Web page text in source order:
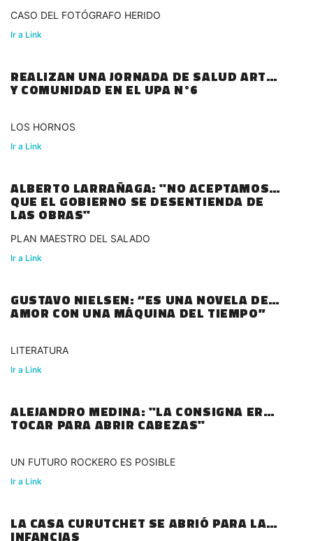
CASO DEL FOTÓGRAFO HERIDO
Ir a Link
REALIZAN UNA JORNADA DE SALUD ARTE
Y COMUNIDAD EN EL UPA N°6
LOS HORNOS
Ir a Link
ALBERTO LARRAÑAGA: "NO ACEPTAMOS
QUE EL GOBIERNO SE DESENTIENDA DE
LAS OBRAS"
PLAN MAESTRO DEL SALADO
Ir a Link
GUSTAVO NIELSEN: “ES UNA NOVELA DE
AMOR CON UNA MÁQUINA DEL TIEMPO”
LITERATURA
Ir a Link
ALEJANDRO MEDINA: "LA CONSIGNA ERA
TOCAR PARA ABRIR CABEZAS"
UN FUTURO ROCKERO ES POSIBLE
Ir a Link
LA CASA CURUTCHET SE ABRIÓ PARA LAS
INFANCIAS